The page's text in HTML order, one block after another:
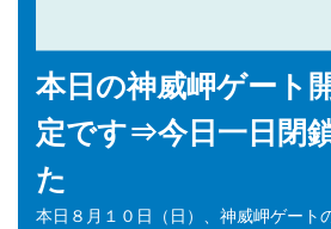
本日の神威岬ゲート
定です⇒今日一日閉
た
本日８月１０日（日）、神威岬ゲート